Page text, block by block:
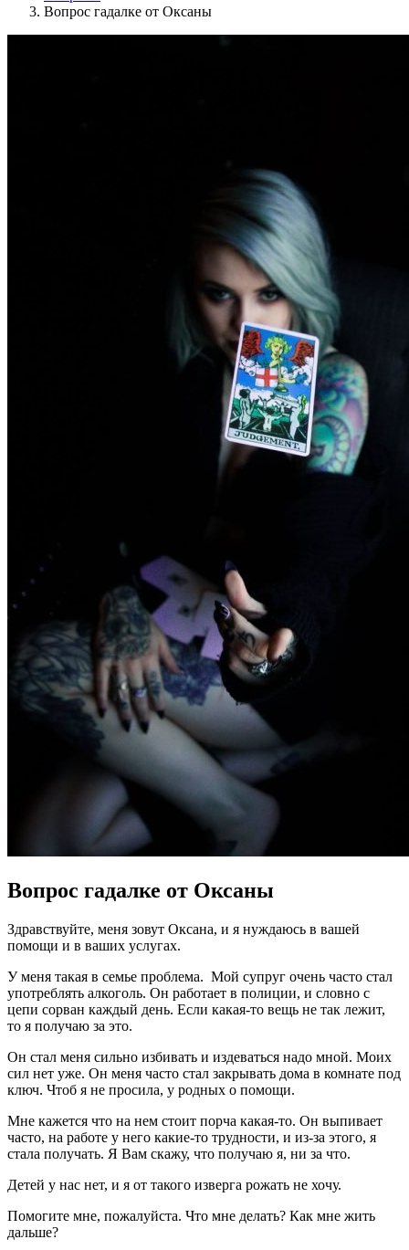
Вопрос гадалке от Оксаны
Вопрос гадалке от Оксаны
Здравствуйте, меня зовут Оксана, и я нуждаюсь в вашей
помощи и в ваших услугах.
У меня такая в семье проблема. Мой супруг очень часто стал
употреблять алкоголь. Он работает в полиции, и словно с
цепи сорван каждый день. Если какая-то вещь не так лежит,
то я получаю за это.
Он стал меня сильно избивать и издеваться надо мной. Моих
сил нет уже. Он меня часто стал закрывать дома в комнате под
ключ. Чтоб я не просила, у родных о помощи.
Мне кажется что на нем стоит порча какая-то. Он выпивает
часто, на работе у него какие-то трудности, и из-за этого, я
стала получать. Я Вам скажу, что получаю я, ни за что.
Детей у нас нет, и я от такого изверга рожать не хочу.
Помогите мне, пожалуйста. Что мне делать? Как мне жить
дальше?